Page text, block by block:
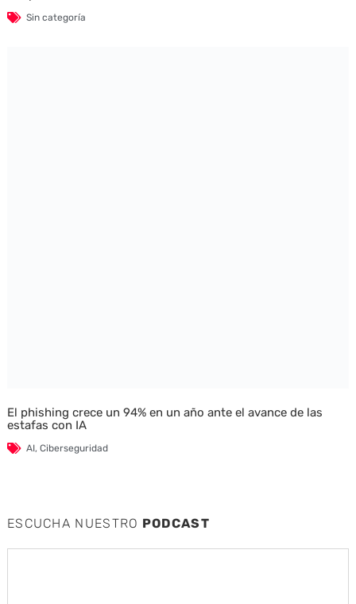
Sin categoría
El phishing crece un 94% en un año ante el avance de las
estafas con IA
AI, Ciberseguridad
ESCUCHA NUESTRO PODCAST